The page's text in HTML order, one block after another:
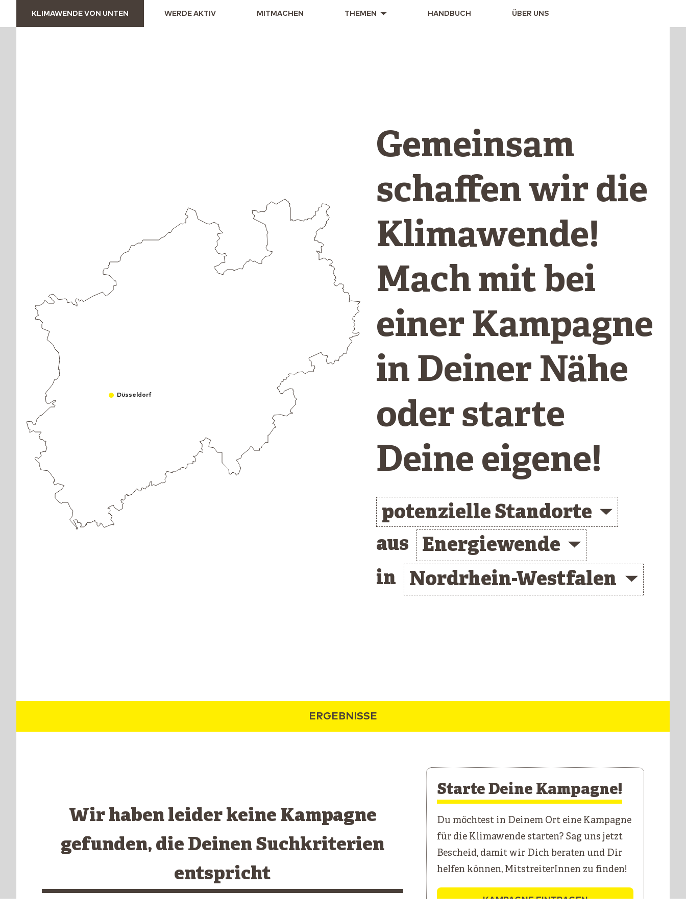
KLIMAWENDE VON UNTEN WERDE AKTIV MITMACHEN THEMEN HANDBUCH ÜBER UNS
Düsseldorf
Gemeinsam
schaffen wir die
Klimawende!
Mach mit bei
einer Kampagne
in Deiner Nähe
oder starte
Deine eigene!
potenzielle Standorte
aus Energiewende
in Nordrhein-Westfalen
ERGEBNISSE
Wir haben leider keine Kampagne
gefunden, die Deinen Suchkriterien
entspricht
Starte Deine Kampagne!
Du möchtest in Deinem Ort eine Kampagne
für die Klimawende starten? Sag uns jetzt
Bescheid, damit wir Dich beraten und Dir
helfen können, MitstreiterInnen zu finden!
KAMPAGNE EINTRAGEN